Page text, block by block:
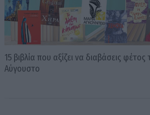
15 βιβλία που αξίζει να διαβάσεις φέτος
Αύγουστο